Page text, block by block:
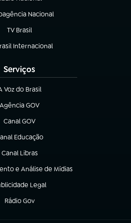
Nacional
em nova aba)
TV Brasil
(abre em nova aba)
Internacional
em nova aba)
Serviços
Voz do Brasil
em nova aba)
Agência GOV
(abre em nova aba)
Canal GOV
(abre em nova aba)
Educação
em nova aba)
Canal Libras
(abre em nova aba)
e Análise de Mídias
aba)
Legal
em nova aba)
Rádio Gov
(abre em nova aba)